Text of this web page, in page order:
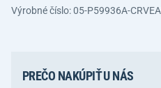
Výrobné číslo: 05-P59936A-CRV
PREČO NAKÚPIŤ U NÁS